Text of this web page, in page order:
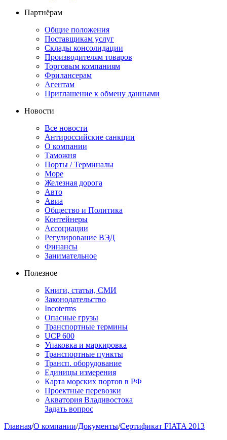
Партнёрам
Общие положения
Поставщикам услуг
Склады консолидации
Производителям товаров
Торговым компаниям
Фрилансерам
Агентам
Приглашение к обмену данными
Новости
Все новости
Антироссийские санкции
О компании
Таможня
Порты / Терминалы
Море
Железная дорога
Авто
Авиа
Общество и Политика
Контейнеры
Ассоциации
Регулирование ВЭД
Финансы
Занимательное
Полезное
Книги, статьи, СМИ
Законодательство
Incoterms
Опасные грузы
Транспортные термины
UCP 600
Упаковка и маркировка
Транспортные пункты
Трансп. оборудование
Единицы измерения
Карта морских портов в РФ
Проектные перевозки
Акватория Владивостока
Задать вопрос
Главная/О компании/Документы/Сертификат FIATA 2013